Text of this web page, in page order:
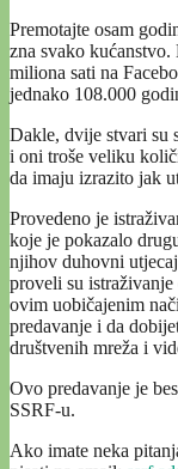
Premotajte osam
zna svako
miliona sati na
jednako 108.000
Dakle, dvije stvari su
i oni troše veliku
da imaju izrazito jak
Provedeno je
koje je pokazalo
njihov duhovni
proveli su
ovim uobičajenim
predavanje i da
društvenih mreža i
Ovo predavanje je
SSRF-u.
Ako imate neka